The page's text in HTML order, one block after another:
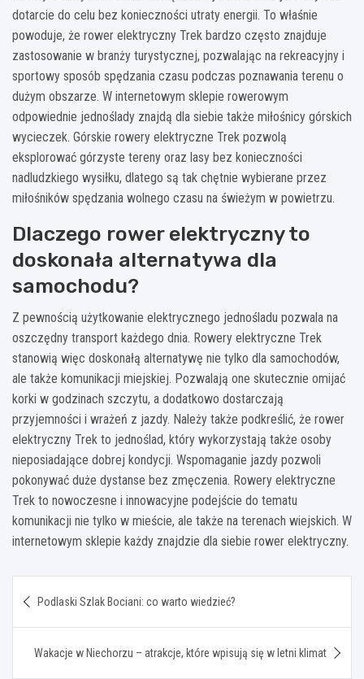
dotarcie do celu bez konieczności utraty energii. To właśnie
powoduje, że rower elektryczny Trek bardzo często znajduje
zastosowanie w branży turystycznej, pozwalając na rekreacyjny i
sportowy sposób spędzania czasu podczas poznawania terenu o
dużym obszarze. W internetowym sklepie rowerowym
odpowiednie jednoślady znajdą dla siebie także miłośnicy górskich
wycieczek. Górskie rowery elektryczne Trek pozwolą
eksplorować górzyste tereny oraz lasy bez konieczności
nadludzkiego wysiłku, dlatego są tak chętnie wybierane przez
miłośników spędzania wolnego czasu na świeżym w powietrzu.
Dlaczego rower elektryczny to
doskonała alternatywa dla
samochodu?
Z pewnością użytkowanie elektrycznego jednośladu pozwala na
oszczędny transport każdego dnia. Rowery elektryczne Trek
stanowią więc doskonałą alternatywę nie tylko dla samochodów,
ale także komunikacji miejskiej. Pozwalają one skutecznie omijać
korki w godzinach szczytu, a dodatkowo dostarczają
przyjemności i wrażeń z jazdy. Należy także podkreślić, że rower
elektryczny Trek to jednoślad, który wykorzystają także osoby
nieposiadające dobrej kondycji. Wspomaganie jazdy pozwoli
pokonywać duże dystanse bez zmęczenia. Rowery elektryczne
Trek to nowoczesne i innowacyjne podejście do tematu
komunikacji nie tylko w mieście, ale także na terenach wiejskich. W
internetowym sklepie każdy znajdzie dla siebie rower elektryczny.
wpisu
Podlaski Szlak Bociani: co warto wiedzieć?
Wakacje w Niechorzu – atrakcje, które wpisują się w letni klimat